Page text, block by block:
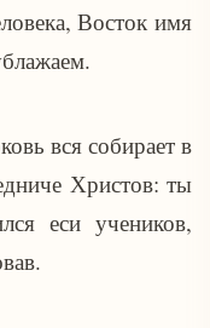
Восток имя
вся собирает в
Христов: ты
еси учеников,